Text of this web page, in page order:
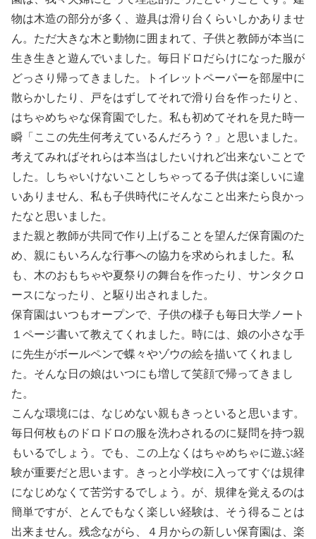
物は木造の部分が多く、遊具は滑り台くらいしかありませ
ん。ただ大きな木と動物に囲まれて、子供と教師が本当に
生き生きと遊んでいました。毎日ドロだらけになった服が
どっさり帰ってきました。トイレットペーパーを部屋中に
散らかしたり、戸をはずしてそれで滑り台を作ったりと、
はちゃめちゃな保育園でした。私も初めてそれを見た時一
瞬「ここの先生何考えているんだろう？」と思いました。
考えてみればそれらは本当はしたいけれど出来ないことで
した。しちゃいけないことしちゃってる子供は楽しいに違
いありません、私も子供時代にそんなこと出来たら良かっ
たなと思いました。
また親と教師が共同で作り上げることを望んだ保育園のた
め、親にもいろんな行事への協力を求められました。私
も、木のおもちゃや夏祭りの舞台を作ったり、サンタクロ
ースになったり、と駆り出されました。
保育園はいつもオープンで、子供の様子も毎日大学ノート
１ページ書いて教えてくれました。時には、娘の小さな手
に先生がボールペンで蝶々やゾウの絵を描いてくれまし
た。そんな日の娘はいつにも増して笑顔で帰ってきまし
た。
こんな環境には、なじめない親もきっといると思います。
毎日何枚ものドロドロの服を洗わされるのに疑問を持つ親
もいるでしょう。でも、この上なくはちゃめちゃに遊ぶ経
験が重要だと思います。きっと小学校に入ってすぐは規律
になじめなくて苦労するでしょう。が、規律を覚えるのは
簡単ですが、とんでもなく楽しい経験は、そう得ることは
出来ません。残念ながら、４月からの新しい保育園は、楽